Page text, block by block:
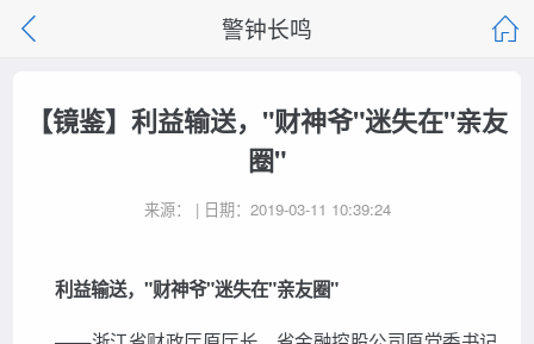
警钟长鸣
【镜鉴】利益输送，"财神爷"迷失在"亲友
圈"
来源： | 日期：2019-03-11 10:39:24
利益输送，"财神爷"迷失在"亲友圈"